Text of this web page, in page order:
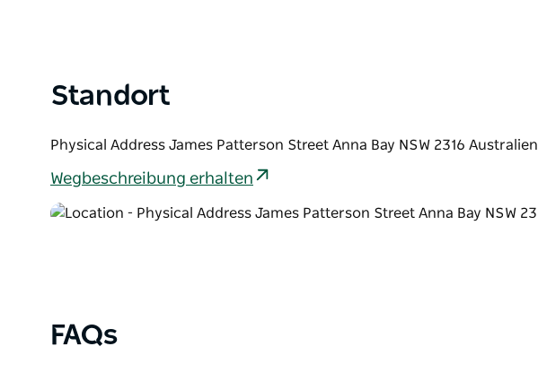
Standort
Physical Address James Patterson Street Anna Bay NSW 2316 Australien
Wegbeschreibung erhalten
FAQs